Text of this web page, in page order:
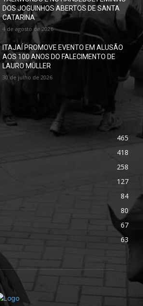
DOS JOGUINHOS ABERTOS DE SANTA
CATARINA
4 de agosto de 2026
ITAJAÍ PROMOVE EVENTO EM ALUSÃO
AOS 100 ANOS DO FALECIMENTO DE
LAURO MÜLLER
30 de julho de 2026
465
418
258
127
84
80
67
63